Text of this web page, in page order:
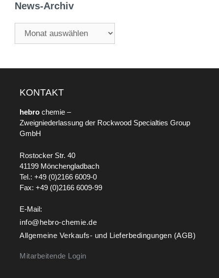
News-Archiv
KONTAKT
hebro chemie –
Zweigniederlassung der Rockwood Specialties Group
GmbH
Rostocker Str. 40
41199 Mönchengladbach
Tel.: +49 (0)2166 6009-0
Fax: +49 (0)2166 6009-99
E-Mail:
info@hebro-chemie.de
Allgemeine Verkaufs- und Lieferbedingungen (AGB)
Mitarbeitende Login